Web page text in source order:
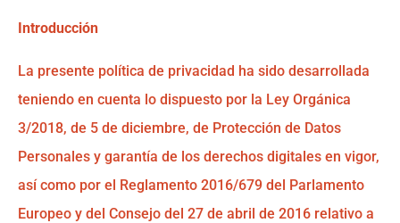
Introducción
La presente política de privacidad ha sido desarrollada
teniendo en cuenta lo dispuesto por la Ley Orgánica
3/2018, de 5 de diciembre, de Protección de Datos
Personales y garantía de los derechos digitales en vigor,
así como por el Reglamento 2016/679 del Parlamento
Europeo y del Consejo del 27 de abril de 2016 relativo a